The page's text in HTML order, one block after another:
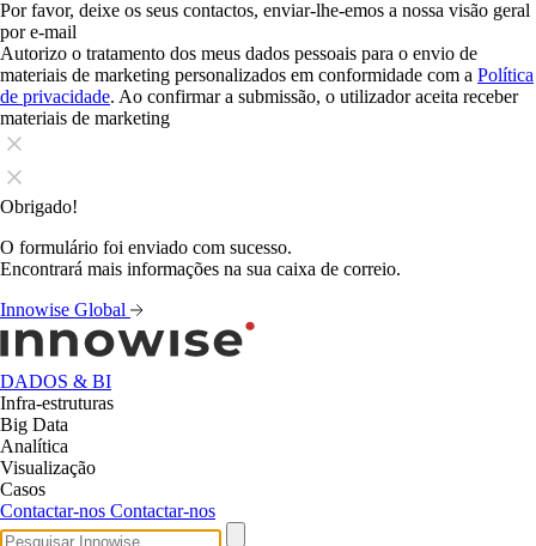
Por favor, deixe os seus contactos, enviar-lhe-emos a nossa visão geral
por e-mail
Autorizo o tratamento dos meus dados pessoais para o envio de
materiais de marketing personalizados em conformidade com a Política
de privacidade. Ao confirmar a submissão, o utilizador aceita receber
materiais de marketing
Obrigado!
O formulário foi enviado com sucesso.
Encontrará mais informações na sua caixa de correio.
Innowise Global
DADOS & BI
Infra-estruturas
Big Data
Analítica
Visualização
Casos
Contactar-nos Contactar-nos